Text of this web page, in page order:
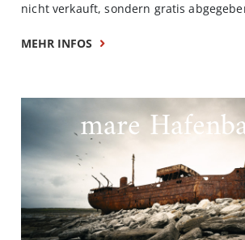
nicht verkauft, sondern gratis
MEHR INFOS
mare